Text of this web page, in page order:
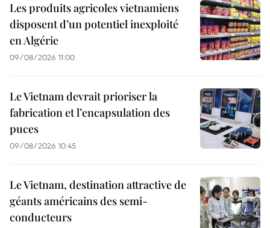
Les produits agricoles vietnamiens
disposent d’un potentiel inexploité
en Algérie
09/08/2026 11:00
Le Vietnam devrait prioriser la
fabrication et l’encapsulation des
puces
09/08/2026 10:45
Le Vietnam, destination attractive de
géants américains des semi-
conducteurs